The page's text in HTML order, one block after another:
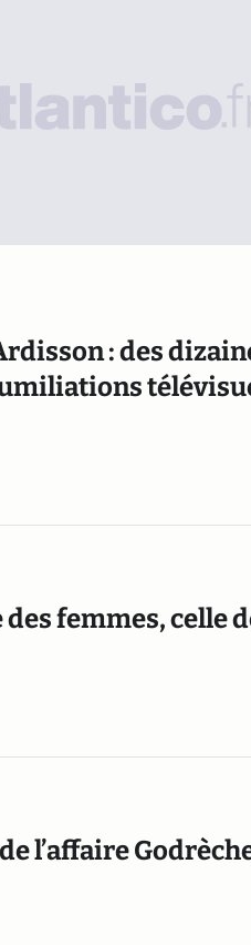
: des
femmes, celle
l’affaire